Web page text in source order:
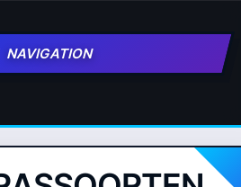
NAVIGATION